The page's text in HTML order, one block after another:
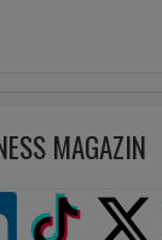
MAGAZIN